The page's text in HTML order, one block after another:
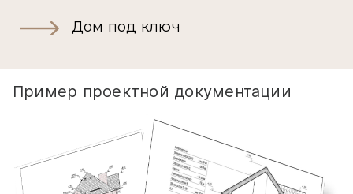
Дом под ключ
Пример проектной документации